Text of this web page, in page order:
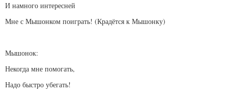
И намного интересней
Мне с Мышонком поиграть! (Крадётся к Мышонку)
Мышонок:
Некогда мне помогать,
Надо быстро убегать!